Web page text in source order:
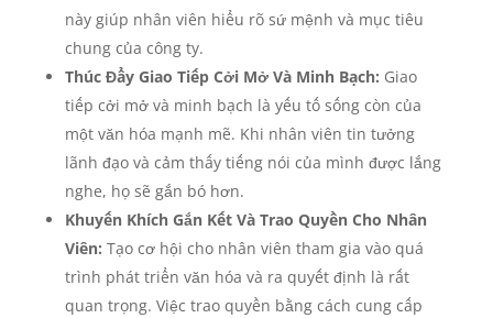
này giúp nhân viên hiểu rõ sứ mệnh và mục tiêu
chung của công ty.
Thúc Đẩy Giao Tiếp Cởi Mở Và Minh Bạch: Giao
tiếp cởi mở và minh bạch là yếu tố sống còn của
một văn hóa mạnh mẽ. Khi nhân viên tin tưởng
lãnh đạo và cảm thấy tiếng nói của mình được lắng
nghe, họ sẽ gắn bó hơn.
Khuyến Khích Gắn Kết Và Trao Quyền Cho Nhân
Viên: Tạo cơ hội cho nhân viên tham gia vào quá
trình phát triển văn hóa và ra quyết định là rất
quan trọng. Việc trao quyền bằng cách cung cấp